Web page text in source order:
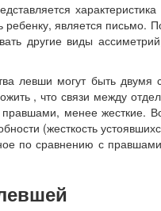
ребенку, является
другие виды
левши могут быть
, что связи между
менее жесткие.
(жесткость
по сравнению с